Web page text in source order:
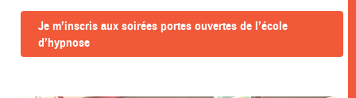
Je m’inscris aux soirées portes ouvertes de l’école
d’hypnose